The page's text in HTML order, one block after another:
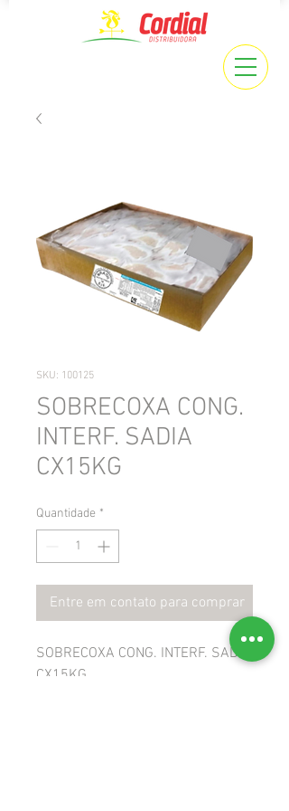
SKU: 100125
SOBRECOXA CONG.
INTERF. SADIA
CX15KG
Quantidade *
Entre em contato para comprar
SOBRECOXA CONG. INTERF. SADIA
CX15KG